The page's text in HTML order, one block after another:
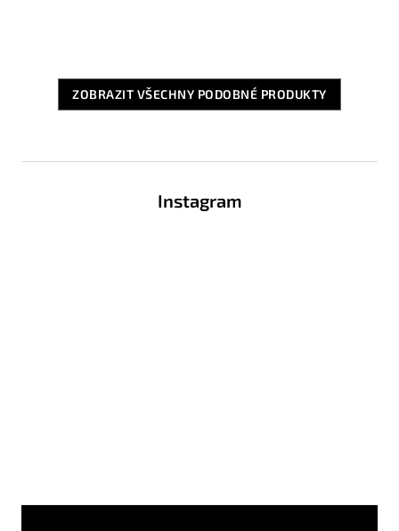
ZOBRAZIT VŠECHNY PODOBNÉ PRODUKTY
Instagram